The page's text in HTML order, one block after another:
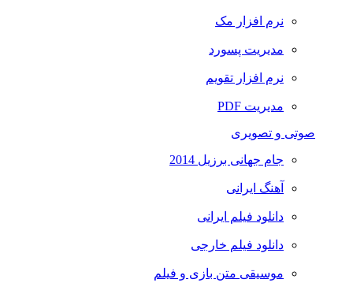
نرم افزار مک
مدیریت پسورد
نرم افزار تقویم
مدیریت PDF
صوتی و تصویری
جام جهانی برزیل 2014
آهنگ ایرانی
دانلود فیلم ایرانی
دانلود فیلم خارجی
موسیقی متن بازی و فیلم